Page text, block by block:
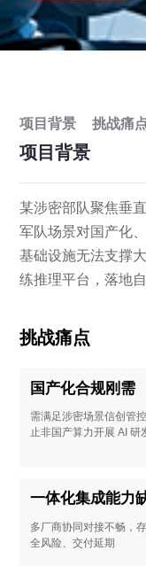
项目背景 挑战痛
项目背景
某涉密部队聚焦垂
军队场景对国产化
基础设施无法支撑
练推理平台，落地
挑战痛点
国产化合规刚需
需满足涉密场景信创管
止非国产算力开展 AI 研
一体化集成能力
多厂商协同对接不畅，
全风险、交付延期